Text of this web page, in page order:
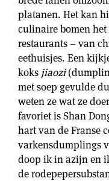
platanen. Het kan
culinaire bomen het
restaurants – van
eethuisjes. Een
koks jiaozi
met soep gevulde
weten ze wat ze
favoriet is Shan
hart van de Franse
varkensdumplings
doop ik in azijn en
de